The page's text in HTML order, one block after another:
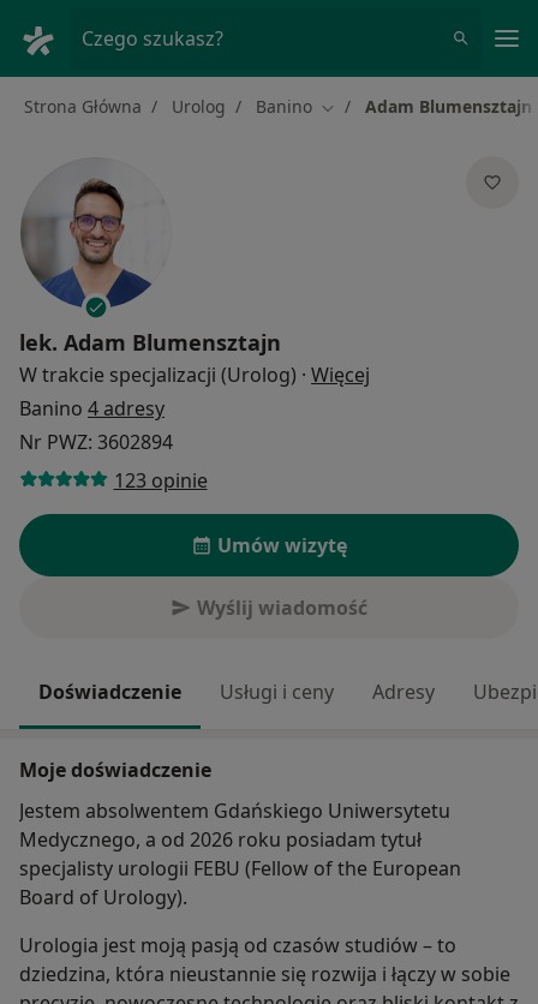
Czego szukasz?
Strona Główna Urolog Banino Zmień miasto
Adam Blumensztajn
lek. Adam Blumensztajn
W trakcie specjalizacji (Urolog) · Więcej
Banino 4 adresy
Nr PWZ: 3602894
123 opinie
Umów wizytę
Wyślij wiadomość
Doświadczenie Usługi i ceny Adresy
Moje doświadczenie
Jestem absolwentem Gdańskiego Uniwersytetu
Medycznego, a od 2026 roku posiadam tytuł
specjalisty urologii FEBU (Fellow of the European
Board of Urology).
Urologia jest moją pasją od czasów studiów – to
dziedzina, która nieustannie się rozwija i łączy w sobie